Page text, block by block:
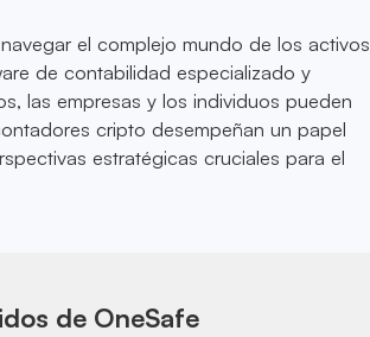
el complejo mundo de los activos
de contabilidad especializado y
las empresas y los individuos pueden
cripto desempeñan un papel
estratégicas cruciales para el
de OneSafe